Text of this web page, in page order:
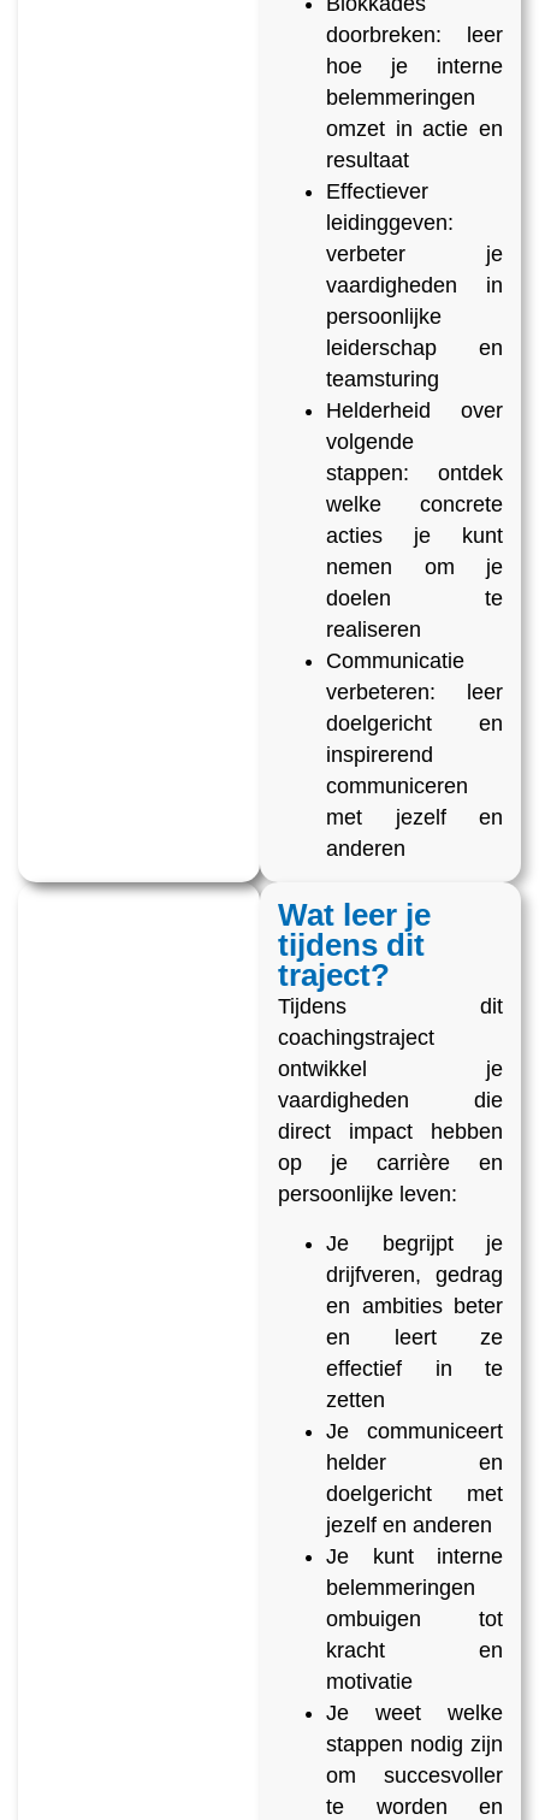
doorbreken: leer
hoe je interne
belemmeringen
omzet in actie en
resultaat
Effectiever
leidinggeven:
verbeter je
vaardigheden in
persoonlijke
leiderschap en
teamsturing
Helderheid over
volgende
stappen: ontdek
welke concrete
acties je kunt
nemen om je
doelen te
realiseren
Communicatie
verbeteren: leer
doelgericht en
inspirerend
communiceren
met jezelf en
anderen
Wat leer je
tijdens dit
traject?
Tijdens dit
coachingstraject
ontwikkel je
vaardigheden die
direct impact hebben
op je carrière en
persoonlijke leven:
Je begrijpt je
drijfveren, gedrag
en ambities beter
en leert ze
effectief in te
zetten
Je communiceert
helder en
doelgericht met
jezelf en anderen
Je kunt interne
belemmeringen
ombuigen tot
kracht en
motivatie
Je weet welke
stappen nodig zijn
om succesvoller
te worden en